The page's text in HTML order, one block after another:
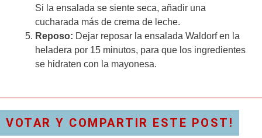
Si la ensalada se siente seca, añadir una
cucharada más de crema de leche.
Reposo: Dejar reposar la ensalada Waldorf en la
heladera por 15 minutos, para que los ingredientes
se hidraten con la mayonesa.
VOTAR Y COMPARTIR ESTE POST!